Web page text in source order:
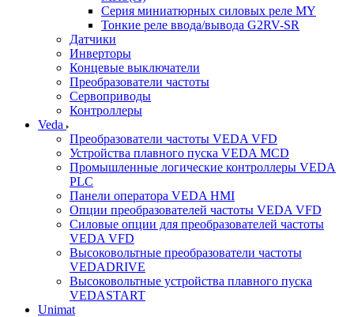
Серия миниатюрных силовых реле MY
Тонкие реле ввода/вывода G2RV-SR
Датчики
Инверторы
Концевые выключатели
Преобразователи частоты
Сервоприводы
Контроллеры
Veda
Преобразователи частоты VEDA VFD
Устройства плавного пуска VEDA MCD
Промышленные логические контроллеры VEDA
PLC
Панели оператора VEDA HMI
Опции преобразователей частоты VEDA VFD
Силовые опции для преобразователей частоты
VEDA VFD
Высоковольтные преобразователи частоты
VEDADRIVE
Высоковольтные устройства плавного пуска
VEDASTART
Unimat